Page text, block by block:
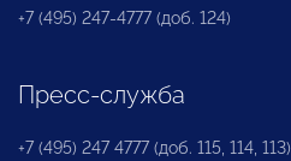
+7 (495) 247-4777 (доб. 124)
Пресс-служба
+7 (495) 247 4777 (доб. 115, 114, 113)